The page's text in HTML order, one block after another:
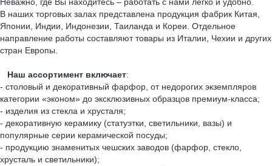
В наших торговых залах представлена продукция фабрик Китая,
Японии, Индии, Индонезии, Таиланда и Кореи. Отдельное
направление работы составляют товары из Италии, Чехии и других
стран Европы.
Наш ассортимент включает:
- столовый и декоративный фарфор, от недорогих экземпляров
категории «эконом» до эксклюзивных образцов премиум-класса;
- изделия из стекла и хрусталя;
- декоративную керамику (статуэтки, светильники, вазы) и
популярные серии керамической посуды;
- продукцию знаменитых чешских заводов (фарфор, стекло,
хрусталь и светильники);